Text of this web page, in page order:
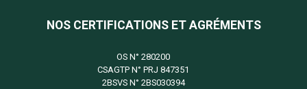
NOS CERTIFICATIONS ET AGRÉMENTS
OS N° 280200
CSAGTP N° PRJ 847351
2BSVS N° 2BS030394